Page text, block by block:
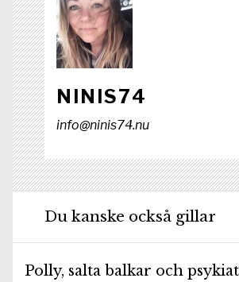
NINIS74
info@ninis74.nu
Du kanske också gillar
Polly, salta balkar och